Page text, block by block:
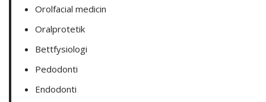
Orolfacial medicin
Oralprotetik
Bettfysiologi
Pedodonti
Endodonti